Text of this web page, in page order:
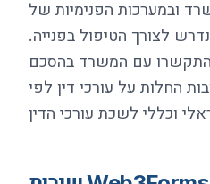
ובמערכות הפנימיות של
לצורך הטיפול בפנייה.
עם המשרד בהסכם
החלות על עורכי דין לפי